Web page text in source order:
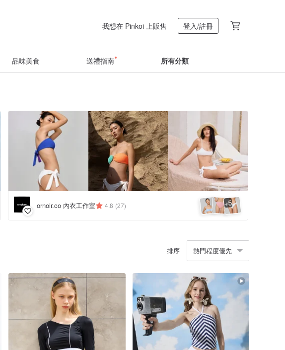
我想在 Pinkoi 上販售 登入/註冊
品味美食 送禮指南 所有分類
ornoir.co 內衣工作室 4.8 (27) +5
排序 熱門程度優先